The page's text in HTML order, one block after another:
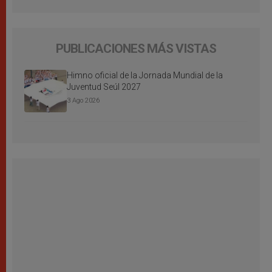
PUBLICACIONES MÁS VISTAS
Himno oficial de la Jornada Mundial de la
Juventud Seúl 2027
3 Ago 2026